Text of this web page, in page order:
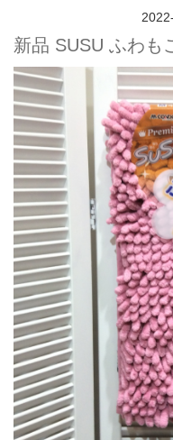
新品 SUSU ふわも